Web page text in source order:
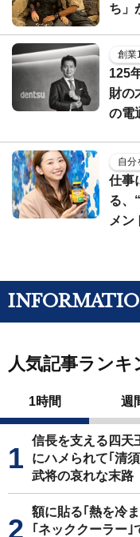
ち」
創業
125
財の
の電
自分
仕事
る、
メン
人気記事ランキ
1時間 週
信長を支える四
にハメられて｢清
武将の哀れな末路
額に貼る｢熱を冷
｢ネッククーラー